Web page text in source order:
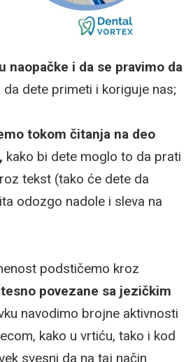
naopačke i da se pravimo da
da dete primeti i koriguje nas;
tokom čitanja na deo
kako bi dete moglo to da prati
tekst (tako će dete da
odozgo nadole i sleva na
podstičemo kroz
povezane sa jezičkim
navodimo brojne aktivnosti
kako u vrtiću, tako i kod
svesni da na taj način